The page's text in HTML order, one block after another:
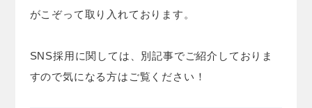
がこぞって取り入れております。
SNS採用に関しては、別記事でご紹介しておりま
すので気になる方はご覧ください！